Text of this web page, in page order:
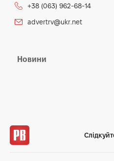
+38 (063) 962-68-14
advertrv@ukr.net
Новини